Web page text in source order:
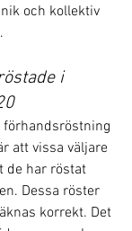
och kollektiv
i
förhandsröstning
att vissa väljare
de har röstat
Dessa röster
korrekt. Det